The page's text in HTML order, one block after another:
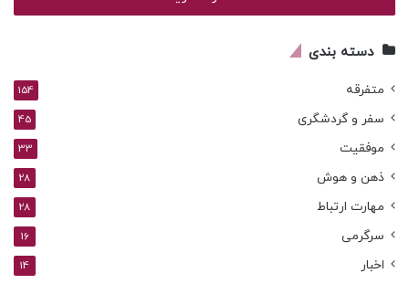
وارد
دسته بندی
متفرقه 154
سفر و گردشگری 45
موفقیت 33
ذهن و هوش 28
مهارت ارتباط 28
سرگرمی 16
اخبار 14